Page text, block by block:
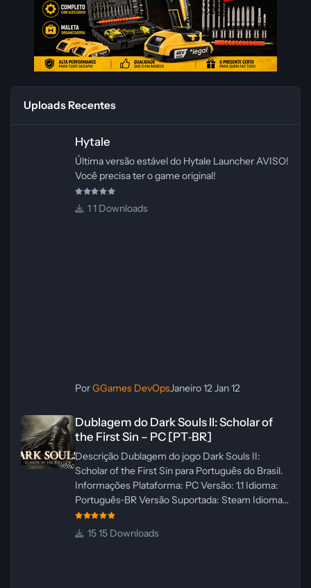
Uploads Recentes
Hytale
Última versão estável do Hytale Launcher AVISO!
Você precisa ter o game original!
1 Downloads
PorGGames DevOpsJaneiro 12Jan 12
Dublagem do Dark Souls II: Scholar of
the First Sin – PC [PT‑BR]
Descrição Dublagem do jogo Dark Souls II:
Scholar of the First Sin para Português do Brasil.
Informações Plataforma: PC Versão: 1.1 Idioma:
Português‑BR Versão Suportada: Steam Idioma
Suportado: Inglês Lançamento: 23/04/2025
Atualização: 24/04/2025 Tamanho: 469 MB
15 Downloads